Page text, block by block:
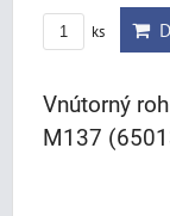
ks
Vnútorný
M137